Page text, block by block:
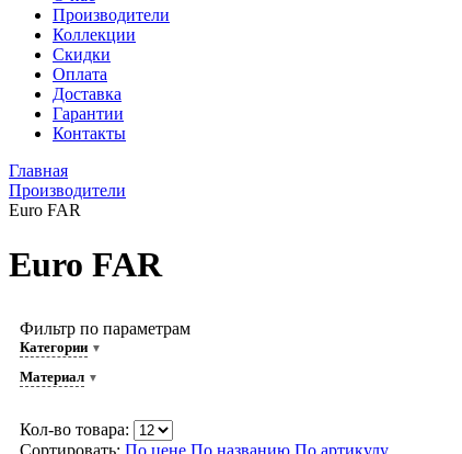
Производители
Коллекции
Скидки
Оплата
Доставка
Гарантии
Контакты
Главная
Производители
Euro FAR
Euro FAR
Фильтр по параметрам
Категории
Материал
Кол-во товара:
Сортировать: По цене По названию По артикулу